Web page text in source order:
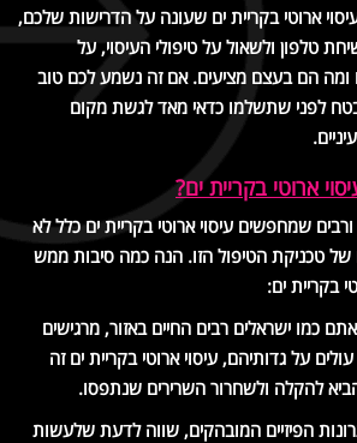
ארוטי בקריית ים שעונה על הדרישות שלכם,
טלפון ולשאול על טיפולי העיסוי, על
הם בעצם מציעים. אם זה נשמע לכם טוב
לפני שתשלמו כדאי מאד לגשת מקום
ארוטי בקריית ים?
שמחפשים עיסוי ארוטי בקריית ים כלל לא
של טכניקת הטיפול הזו. הנה כמה סיבות ממש
בקריית ים:
כמו ישראלים רבים החיים באזור, מרגישים
על גדותיהם, עיסוי ארוטי בקריית ים זה
להקלה ולשחרור השרירים שנתפסו.
הפיזיים המובהקים, שווה לדעת שלעשות